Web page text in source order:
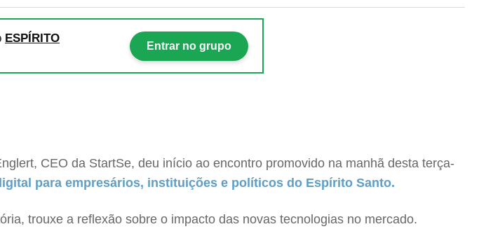
ESPÍRITO
Entrar no grupo
CEO da StartSe, deu início ao encontro promovido na manhã desta terça-
para empresários, instituições e políticos do Espírito Santo.
trouxe a reflexão sobre o impacto das novas tecnologias no mercado.